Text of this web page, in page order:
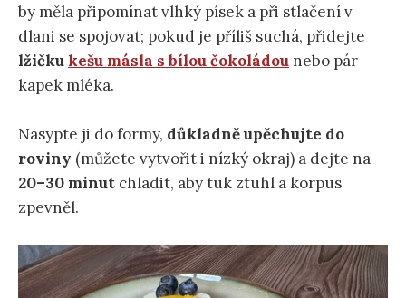
by měla připomínat vlhký písek a při stlačení v
dlani se spojovat; pokud je příliš suchá, přidejte
lžičku kešu másla s bílou čokoládou nebo pár
kapek mléka.
Nasypte ji do formy, důkladně upěchujte do
roviny (můžete vytvořit i nízký okraj) a dejte na
20–30 minut chladit, aby tuk ztuhl a korpus
zpevněl.